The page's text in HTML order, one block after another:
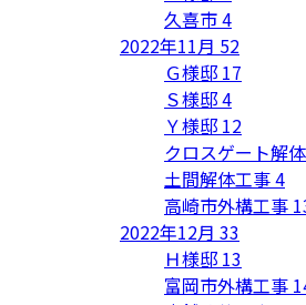
久喜市4
2022年11月 52
Ｇ様邸 17
Ｓ様邸4
Ｙ様邸 12
クロスゲート解
土間解体工事4
高崎市外構工事
2022年12月 33
Ｈ様邸 13
富岡市外構工事